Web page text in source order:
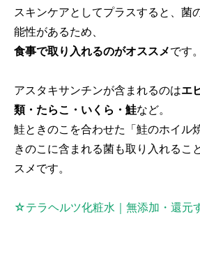
スキンケアとしてプラスすると、菌
能性があるため、
食事で取り入れるのがオススメです。
アスタキサンチンが含まれるのはエ
類・たらこ・いくら・鮭など。
鮭ときのこを合わせた「鮭のホイル
きのこに含まれる菌も取り入れるこ
スメです。
☆テラヘルツ化粧水｜無添加・還元